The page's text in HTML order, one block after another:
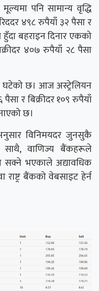
पनि सामान्य वृद्धि
४९८ रुपैयाँ ३२ पैसा र
बहराइन दिनार एकको
४०७ रुपैयाँ २८ पैसा
घटेको छ। आज अस्ट्रेलियन
र बिक्रीदर १०९ रुपैयाँ
छ।
विनिमयदर जुनसुकै
वाणिज्य बैंकहरूले
सक्ने भएकाले अद्यावधिक
बैंकको वेबसाइट हेर्न